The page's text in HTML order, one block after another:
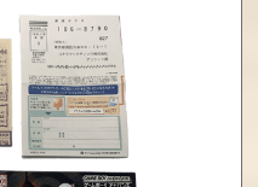
イタ
8
買取価格
75,000